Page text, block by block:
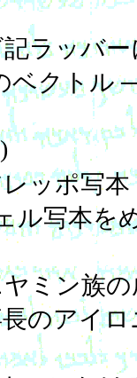
ラッバ
ベクトル
ッポ写本
ル写本を
ミン族
のアイ